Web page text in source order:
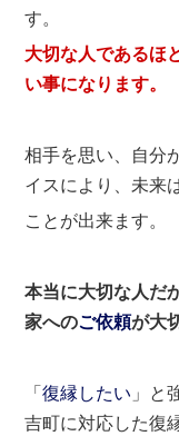
す。
大切な人であるほ
い事になります。
相手を思い、自分
イスにより、未来
ことが出来ます。
本当に大切な人だ
家へのご依頼が大
「復縁したい 」と
吉町に対応した復